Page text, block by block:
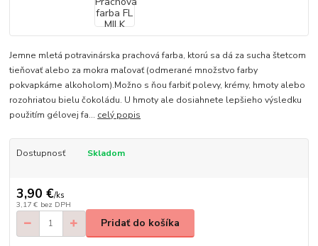
Jemne mletá potravinárska prachová farba, ktorú sa dá za sucha štetcom
tieňovať alebo za mokra maľovať (odmerané množstvo farby
pokvapkáme alkoholom).Možno s ňou farbiť polevy, krémy, hmoty alebo
rozohriatou bielu čokoládu. U hmoty ale dosiahnete lepšieho výsledku
použitím gélovej fa... celý popis
Dostupnosť Skladom
3,90 €/ks
3,17 € bez DPH
Pridať do košíka